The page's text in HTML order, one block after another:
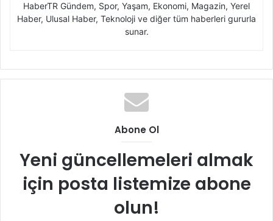
HaberTR Gündem, Spor, Yaşam, Ekonomi, Magazin, Yerel
Haber, Ulusal Haber, Teknoloji ve diğer tüm haberleri gururla
sunar.
Abone Ol
Yeni güncellemeleri almak
için posta listemize abone
olun!